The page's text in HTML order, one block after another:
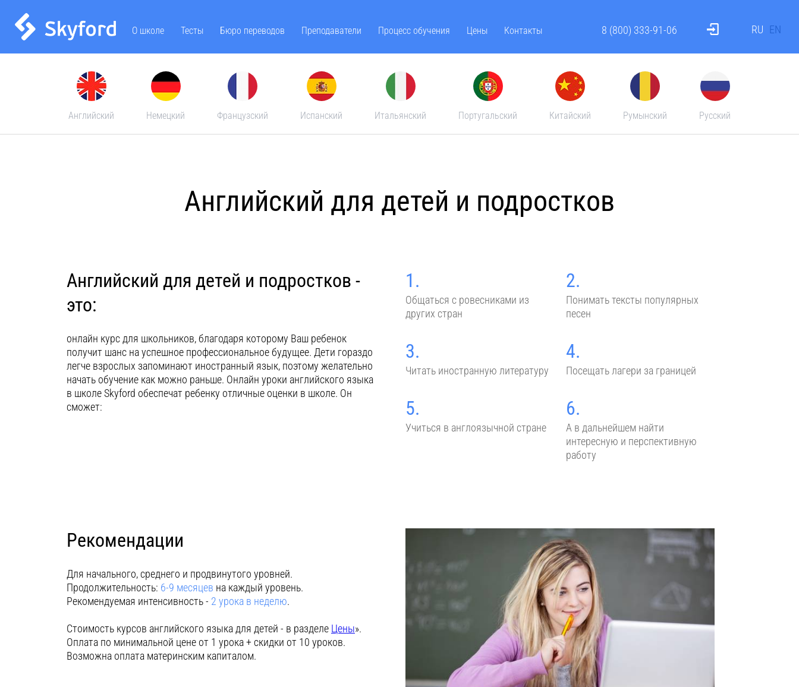
О школе Тесты Бюро переводов Преподаватели Процесс обучения Цены Контакты 8 (800) 333-91-06 RU EN
Английский Немецкий Французский Испанский Итальянский Португальский Китайский Румынский Русский
Английский для детей и подростков
Английский для детей и подростков -
это:
онлайн курс для школьников, благодаря которому Ваш ребенок
получит шанс на успешное профессиональное будущее. Дети гораздо
легче взрослых запоминают иностранный язык, поэтому желательно
начать обучение как можно раньше. Онлайн уроки английского языка
в школе Skyford обеспечат ребенку отличные оценки в школе. Он
сможет:
1.
Общаться с ровесниками из
других стран
2.
Понимать тексты популярных
песен
3.
Читать иностранную литературу
4.
Посещать лагери за границей
5.
Учиться в англоязычной стране
6.
А в дальнейшем найти
интересную и перспективную
работу
Рекомендации
Для начального, среднего и продвинутого уровней.
Продолжительность: 6-9 месяцев на каждый уровень.
Рекомендуемая интенсивность - 2 урока в неделю.
Стоимость курсов английского языка для детей - в разделе Цены».
Оплата по минимальной цене от 1 урока + скидки от 10 уроков.
Возможна оплата материнским капиталом.